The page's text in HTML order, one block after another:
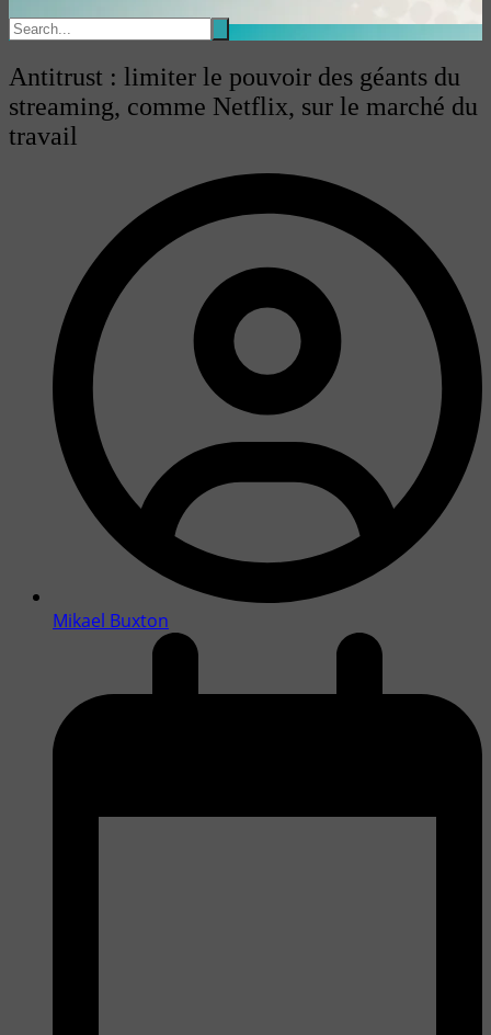
Antitrust : limiter le pouvoir des géants du
streaming, comme Netflix, sur le marché du
travail
Mikael Buxton